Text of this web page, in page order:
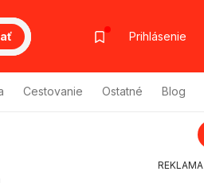
Prihlásenie
Cestovanie Ostatné Blog
REKLAMA